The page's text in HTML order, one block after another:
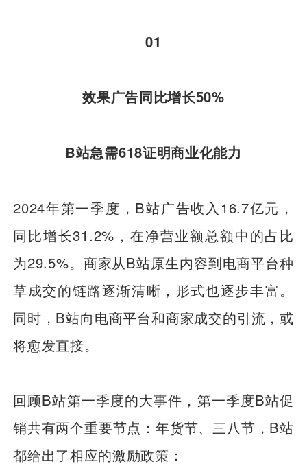
01
效果广告同比增长50%
B站急需618证明商业化能力
2024年第一季度，B站广告收入16.7亿元，
同比增长31.2%，在净营业额总额中的占比
为29.5%。商家从B站原生内容到电商平台种
草成交的链路逐渐清晰，形式也逐步丰富。
同时，B站向电商平台和商家成交的引流，或
将愈发直接。
回顾B站第一季度的大事件，第一季度B站促
销共有两个重要节点：年货节、三八节，B站
都给出了相应的激励政策：